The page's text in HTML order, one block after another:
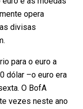
opera
divisas
para o euro a
dólar –o euro era
O BofA
vezes neste ano